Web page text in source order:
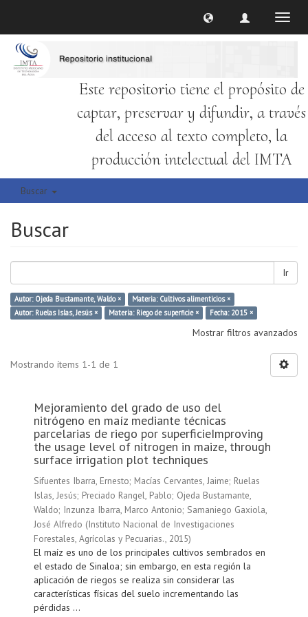
Este repositorio tiene el propósito de
captar, preservar y difundir, a través
del acceso al texto completo, la
producción intelectual del IMTA
Buscar
Buscar
Ir
Autor: Ojeda Bustamante, Waldo ×
Materia: Cultivos alimenticios ×
Autor: Ruelas Islas, Jesús ×
Materia: Riego de superficie × Fecha: 2015 ×
Mostrar filtros avanzados
Mostrando ítems 1-1 de 1
Mejoramiento del grado de uso del
nitrógeno en maíz mediante técnicas
parcelarias de riego por superficieImproving
the usage level of nitrogen in maize, through
surface irrigation plot techniques
Sifuentes Ibarra, Ernesto; Macías Cervantes, Jaime; Ruelas
Islas, Jesús; Preciado Rangel, Pablo; Ojeda Bustamante,
Waldo; Inzunza Ibarra, Marco Antonio; Samaniego Gaxiola,
José Alfredo (Instituto Nacional de Investigaciones
Forestales, Agrícolas y Pecuarias., 2015)
El maíz es uno de los principales cultivos sembrados en
el estado de Sinaloa; sin embargo, en esta región la
aplicación de riegos se realiza sin considerar las
características físicas del suelo incrementando las
pérdidas ...